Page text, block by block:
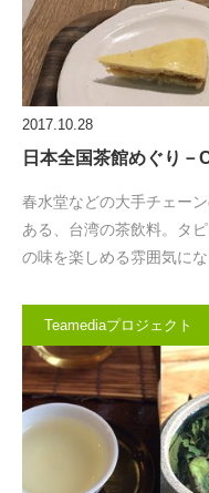
2017.10.28
日本全国茶館めぐり－
春水堂などの大手チェー
ある、台湾の茶飲料。タ
の味を楽しめる雰囲気に
Teamediaプロジェクト